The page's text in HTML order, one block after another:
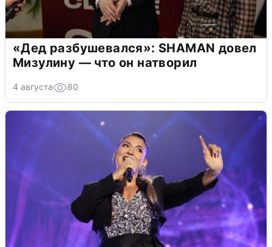
«Дед разбушевался»: SHAMAN довел
Мизулину — что он натворил
4 августа 80